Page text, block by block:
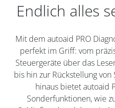
Endlich alles
Mit dem autoaid PRO
perfekt im Griff: vom
Steuergeräte über das
bis hin zur Rückstellung
hinaus bietet autoaid
Sonderfunktionen, wie